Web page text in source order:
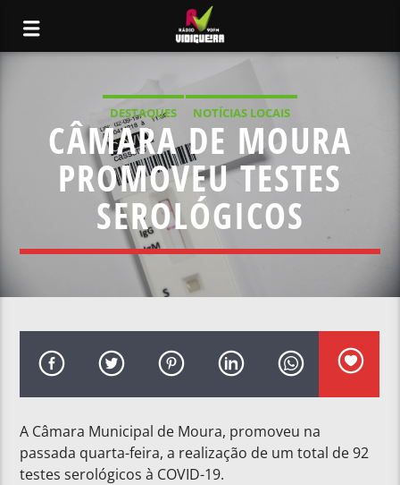
DESTAQUES NOTÍCIAS LOCAIS
CÂMARA DE MOURA
PROMOVEU TESTES
SEROLÓGICOS
A Câmara Municipal de Moura, promoveu na
passada quarta-feira, a realização de um total de 92
testes serológicos à COVID-19.